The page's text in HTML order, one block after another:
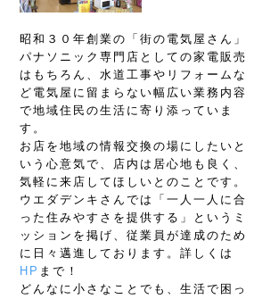
昭和３０年創業の「街の電気屋さん」
パナソニック専門店としての家電販売
はもちろん、水道工事やリフォームな
ど電気屋に留まらない幅広い業務内容
で地域住民の生活に寄り添っていま
す。
お店を地域の情報交換の場にしたいと
いう心意気で、店内は居心地も良く、
気軽に来店してほしいとのことです。
ウエダデンキさんでは「一人一人に合
った住みやすさを提供する」というミ
ッションを掲げ、従業員が達成のため
に日々邁進しております。詳しくは
HP まで！
どんなに小さなことでも、生活で困っ